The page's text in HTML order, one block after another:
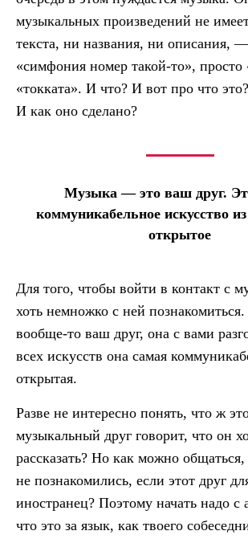
музыкальных произведений не
текста, ни названия, ни описания,
«симфония номер такой-то», просто
«токката». И что? И вот про что
И как оно сделано?
Музыка — это ваш друг.
коммуникабельное искусство
открытое
Для того, чтобы войти в контакт с
хоть немножко с ней
вообще-то ваш друг, она с вами
всех искусств она самая
открытая.
Разве не интересно понять, что ж
музыкальный друг говорит, что он
рассказать? Но как можно
не познакомились, если этот друг
иностранец? Поэтому начать надо с
что это за язык, как твоего